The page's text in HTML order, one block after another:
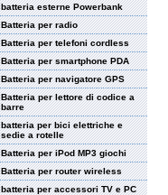
batteria esterne Powerbank
Batteria per radio
Batteria per telefoni cordless
Batteria per smartphone PDA
Batteria per navigatore GPS
Batteria per lettore di codice a
barre
batteria per bici elettriche e
sedie a rotelle
Batteria per iPod MP3 giochi
Batteria per router wireless
batteria per accessori TV e PC